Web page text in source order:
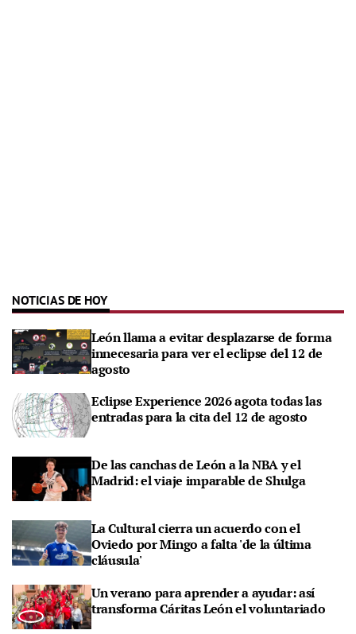
NOTICIAS DE HOY
León llama a evitar desplazarse de forma
innecesaria para ver el eclipse del 12 de
agosto
Eclipse Experience 2026 agota todas las
entradas para la cita del 12 de agosto
De las canchas de León a la NBA y el
Madrid: el viaje imparable de Shulga
La Cultural cierra un acuerdo con el
Oviedo por Mingo a falta 'de la última
cláusula'
Un verano para aprender a ayudar: así
transforma Cáritas León el voluntariado